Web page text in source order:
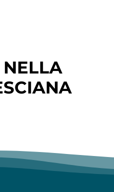
NELLA